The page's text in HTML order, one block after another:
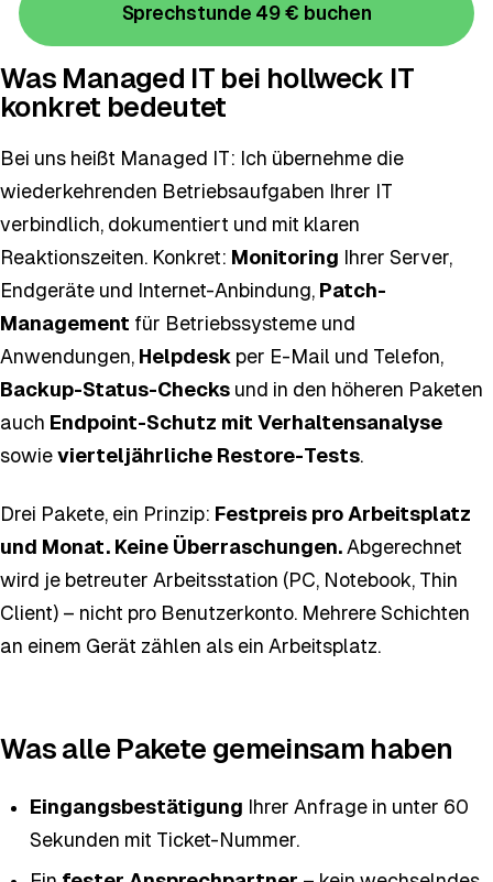
Sprechstunde 49 € buchen
Was Managed IT bei hollweck IT
konkret bedeutet
Bei uns heißt Managed IT: Ich übernehme die
wiederkehrenden Betriebsaufgaben Ihrer IT
verbindlich, dokumentiert und mit klaren
Reaktionszeiten. Konkret: Monitoring Ihrer Server,
Endgeräte und Internet-Anbindung, Patch-
Management für Betriebssysteme und
Anwendungen, Helpdesk per E-Mail und Telefon,
Backup-Status-Checks und in den höheren Paketen
auch Endpoint-Schutz mit Verhaltensanalyse
sowie vierteljährliche Restore-Tests.
Drei Pakete, ein Prinzip: Festpreis pro Arbeitsplatz
und Monat. Keine Überraschungen. Abgerechnet
wird je betreuter Arbeitsstation (PC, Notebook, Thin
Client) – nicht pro Benutzerkonto. Mehrere Schichten
an einem Gerät zählen als ein Arbeitsplatz.
Was alle Pakete gemeinsam haben
Eingangsbestätigung Ihrer Anfrage in unter 60
Sekunden mit Ticket-Nummer.